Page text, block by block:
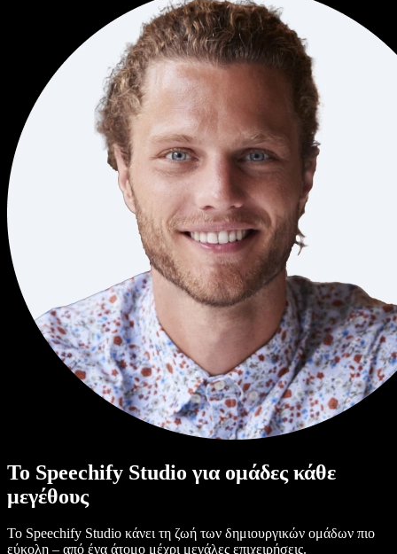
Το Speechify Studio για ομάδες κάθε
μεγέθους
Το Speechify Studio κάνει τη ζωή των δημιουργικών ομάδων πιο
εύκολη – από ένα άτομο μέχρι μεγάλες επιχειρήσεις.